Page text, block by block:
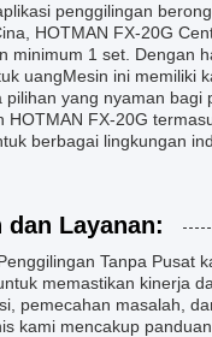
penggilingan
HOTMAN FX-20G
minimum 1 set. Dengan
uangMesin ini memiliki
pilihan yang nyaman bagi
HOTMAN FX-20G
berbagai lingkungan
dan Layanan:
Tanpa Pusat
memastikan kinerja
pemecahan masalah,
kami mencakup